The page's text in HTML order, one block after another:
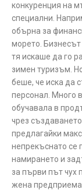
конкуренция на
специални.
обърна за
морето.
тя искаше да го
зимен туризъм.
беше, че иска да
персонал. Много
обучавала в
чрез
предлагайки
непрекъснато се
намирането и
за първи път чух
жена